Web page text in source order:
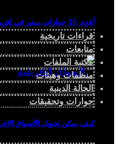
أقوى 10 جوازات سفر في إفريقيا لعام 2026
كيف يمكن تحويل الأسواق
قراءات تاريخية
متابعات
مكتبة الملفات
منظمات وهيئات
الحالة الدينية
حوارات وتحقيقات